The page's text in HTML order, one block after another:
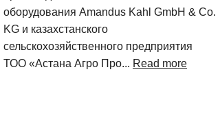
оборудования Amandus Kahl GmbH & Co.
KG и казахстанского
сельскохозяйственного предприятия
ТОО «Астана Агро Про... Read more